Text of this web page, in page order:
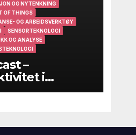
OG NYTENKNING
OF THINGS
OG ARBEIDSVERKTØY
SENSORTEKNOLOGI
OG ANALYSE
–
i
– På